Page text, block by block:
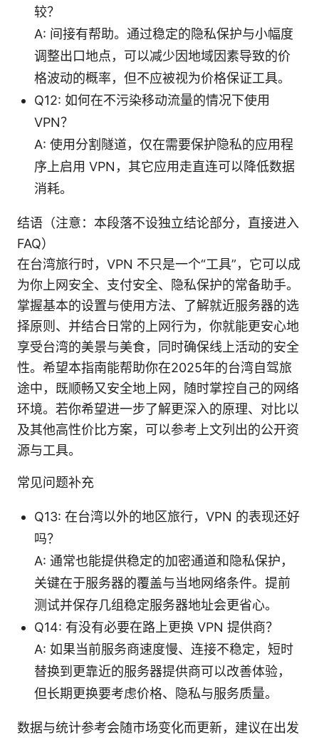
较？
A: 间接有帮助。通过稳定的隐私保护与小幅度
调整出口地点，可以减少因地域因素导致的价
格波动的概率，但不应被视为价格保证工具。
Q12: 如何在不污染移动流量的情况下使用
VPN？
A: 使用分割隧道，仅在需要保护隐私的应用程
序上启用 VPN，其它应用走直连可以降低数据
消耗。
结语（注意：本段落不设独立结论部分，直接进入
FAQ）
在台湾旅行时，VPN 不只是一个“工具”，它可以成
为你上网安全、支付安全、隐私保护的常备助手。
掌握基本的设置与使用方法、了解就近服务器的选
择原则、并结合日常的上网行为，你就能更安心地
享受台湾的美景与美食，同时确保线上活动的安全
性。希望本指南能帮助你在2025年的台湾自驾旅
途中，既顺畅又安全地上网，随时掌控自己的网络
环境。若你希望进一步了解更深入的原理、对比以
及其他高性价比方案，可以参考上文列出的公开资
源与工具。
常见问题补充
Q13: 在台湾以外的地区旅行，VPN 的表现还好
吗？
A: 通常也能提供稳定的加密通道和隐私保护，
关键在于服务器的覆盖与当地网络条件。提前
测试并保存几组稳定服务器地址会更省心。
Q14: 有没有必要在路上更换 VPN 提供商？
A: 如果当前服务商速度慢、连接不稳定，短时
替换到更靠近的服务器提供商可以改善体验，
但长期更换要考虑价格、隐私与服务质量。
数据与统计参考会随市场变化而更新，建议在出发